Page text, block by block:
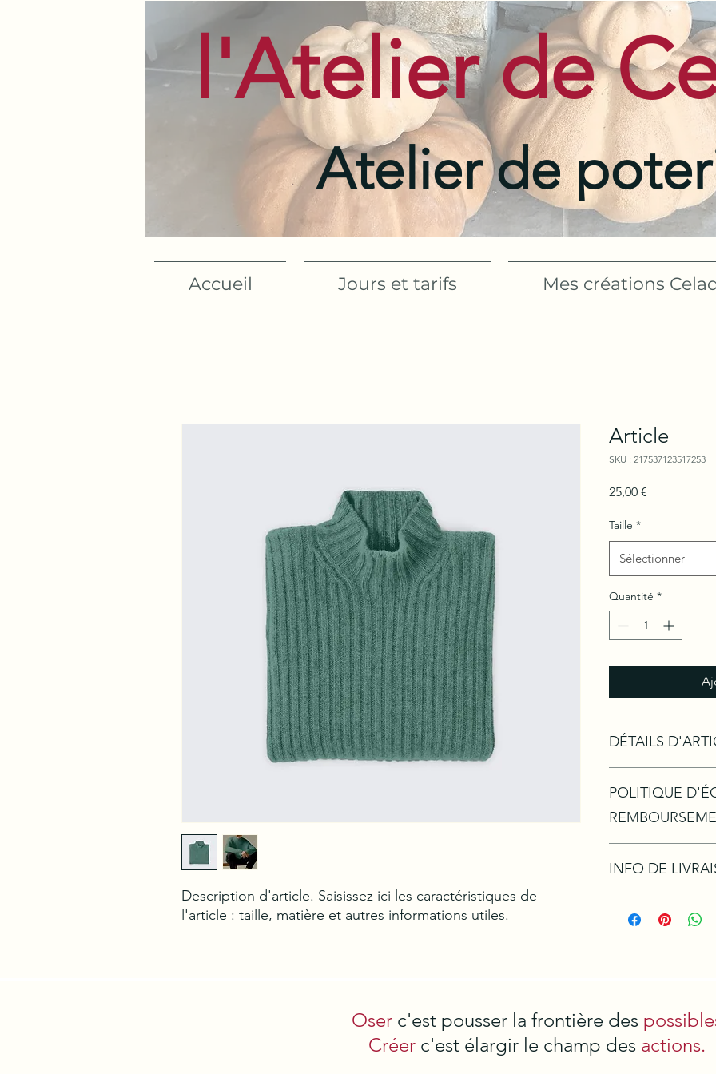
l'Atelier de
Atelier de
Accueil Jours et tarifs Mes créations
Description d'article. Saisissez ici les caractéristiques de
l'article : taille, matière et autres informations utiles.
Article
SKU : 217537123517253
25,00 €
Taille *
Sélectionner
Quantité *
DÉTAILS
l'article : taille,
emplacement est
cet article à vos
POLITIQUE
vos visiteurs des
une relation de
INFO DE
détails sur vos
Oser c'est pousser la frontière des
Créer c'est élargir le champ des actions.